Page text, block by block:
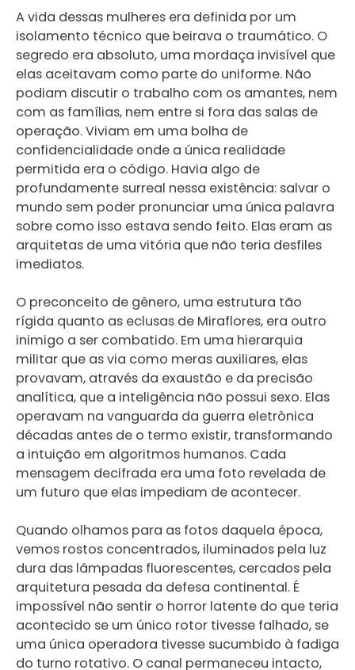
A vida dessas mulheres era definida por um
isolamento técnico que beirava o traumático. O
segredo era absoluto, uma mordaça invisível que
elas aceitavam como parte do uniforme. Não
podiam discutir o trabalho com os amantes, nem
com as famílias, nem entre si fora das salas de
operação. Viviam em uma bolha de
confidencialidade onde a única realidade
permitida era o código. Havia algo de
profundamente surreal nessa existência: salvar o
mundo sem poder pronunciar uma única palavra
sobre como isso estava sendo feito. Elas eram as
arquitetas de uma vitória que não teria desfiles
imediatos.
O preconceito de gênero, uma estrutura tão
rígida quanto as eclusas de Miraflores, era outro
inimigo a ser combatido. Em uma hierarquia
militar que as via como meras auxiliares, elas
provavam, através da exaustão e da precisão
analítica, que a inteligência não possui sexo. Elas
operavam na vanguarda da guerra eletrônica
décadas antes de o termo existir, transformando
a intuição em algoritmos humanos. Cada
mensagem decifrada era uma foto revelada de
um futuro que elas impediam de acontecer.
Quando olhamos para as fotos daquela época,
vemos rostos concentrados, iluminados pela luz
dura das lâmpadas fluorescentes, cercados pela
arquitetura pesada da defesa continental. É
impossível não sentir o horror latente do que teria
acontecido se um único rotor tivesse falhado, se
uma única operadora tivesse sucumbido à fadiga
do turno rotativo. O canal permaneceu intacto,